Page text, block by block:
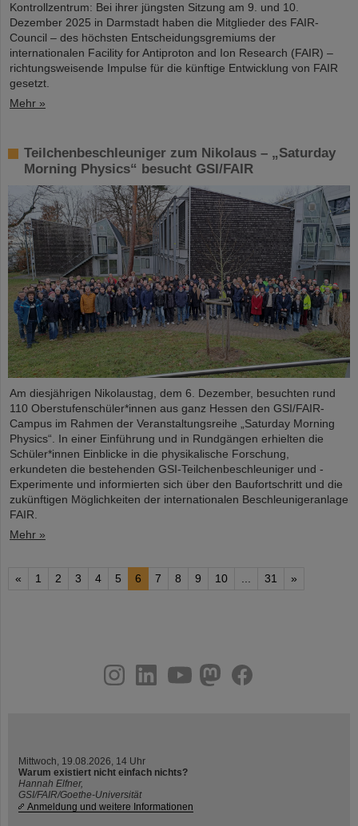
Kontrollzentrum: Bei ihrer jüngsten Sitzung am 9. und 10.
Dezember 2025 in Darmstadt haben die Mitglieder des FAIR-
Council – des höchsten Entscheidungsgremiums der
internationalen Facility for Antiproton and Ion Research (FAIR) –
richtungsweisende Impulse für die künftige Entwicklung von FAIR
gesetzt.
Mehr »
Teilchenbeschleuniger zum Nikolaus – „Saturday
Morning Physics“ besucht GSI/FAIR
Am diesjährigen Nikolaustag, dem 6. Dezember, besuchten rund
110 Oberstufenschüler*innen aus ganz Hessen den GSI/FAIR-
Campus im Rahmen der Veranstaltungsreihe „Saturday Morning
Physics“. In einer Einführung und in Rundgängen erhielten die
Schüler*innen Einblicke in die physikalische Forschung,
erkundeten die bestehenden GSI-Teilchenbeschleuniger und -
Experimente und informierten sich über den Baufortschritt und die
zukünftigen Möglichkeiten der internationalen Beschleunigeranlage
FAIR.
Mehr »
« 1 2 3 4 5 6 7 8 9 10 31 »
youtube
helmholtz.social
facebook
Mittwoch, 19.08.2026, 14 Uhr
Warum existiert nicht einfach nichts?
Hannah Elfner,
GSI/FAIR/Goethe-Universität
Anmeldung und weitere Informationen